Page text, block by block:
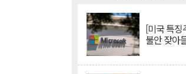
[미국 특징
불안 잦아